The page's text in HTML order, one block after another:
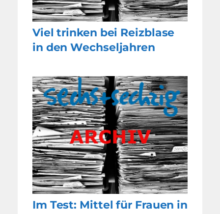
Viel trinken bei Reizblase
in den Wechseljahren
Im Test: Mittel für Frauen in